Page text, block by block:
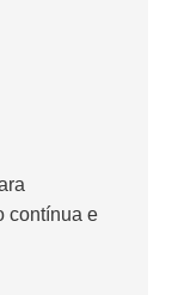
contínua e